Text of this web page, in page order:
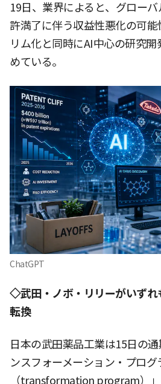
19日、業界によると、グロー
許満了に伴う収益性悪化の可
リム化と同時にAI中心の研究
めている。
ChatGPT
◇武田・ノボ・リリーがいず
転換
日本の武田薬品工業は15日の
ンスフォーメーション・プログ
（transformation program）